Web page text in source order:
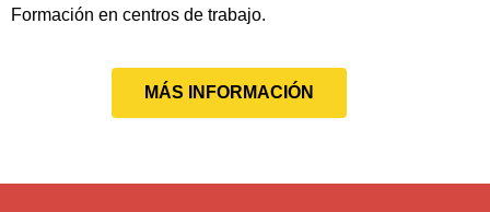
Formación en centros de trabajo.
MÁS INFORMACIÓN